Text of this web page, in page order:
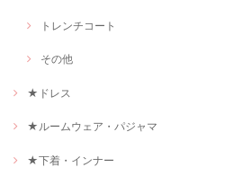
トレンチコート
その他
★ドレス
★ルームウェア・パジャマ
★下着・インナー